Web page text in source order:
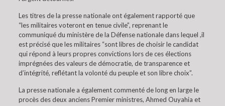
Les titres de la presse nationale ont également rapporté que
“les militaires voteront en tenue civile”, reprenant le
communiqué du ministère de la Défense nationale dans lequel ,il
est précisé que les militaires “sont libres de choisir le candidat
qui répond à leurs propres convictions lors de ces élections
imprégnées des valeurs de démocratie, de transparence et
d’intégrité, reflétant la volonté du peuple et son libre choix”.
La presse nationale a également commenté de long en large le
procès des deux anciens Premier ministres, Ahmed Ouyahia et